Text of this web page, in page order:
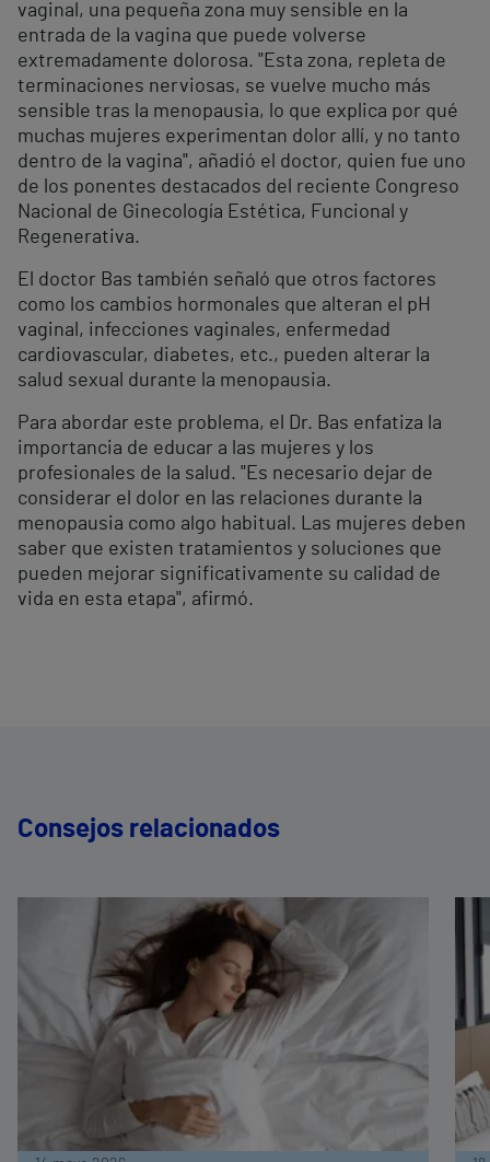
vaginal, una pequeña zona muy sensible en la
entrada de la vagina que puede volverse
extremadamente dolorosa. "Esta zona, repleta de
terminaciones nerviosas, se vuelve mucho más
sensible tras la menopausia, lo que explica por qué
muchas mujeres experimentan dolor allí, y no tanto
dentro de la vagina", añadió el doctor, quien fue uno
de los ponentes destacados del reciente Congreso
Nacional de Ginecología Estética, Funcional y
Regenerativa.
El doctor Bas también señaló que otros factores
como los cambios hormonales que alteran el pH
vaginal, infecciones vaginales, enfermedad
cardiovascular, diabetes, etc., pueden alterar la
salud sexual durante la menopausia.
Para abordar este problema, el Dr. Bas enfatiza la
importancia de educar a las mujeres y los
profesionales de la salud. "Es necesario dejar de
considerar el dolor en las relaciones durante la
menopausia como algo habitual. Las mujeres deben
saber que existen tratamientos y soluciones que
pueden mejorar significativamente su calidad de
vida en esta etapa", afirmó.
Consejos relacionados